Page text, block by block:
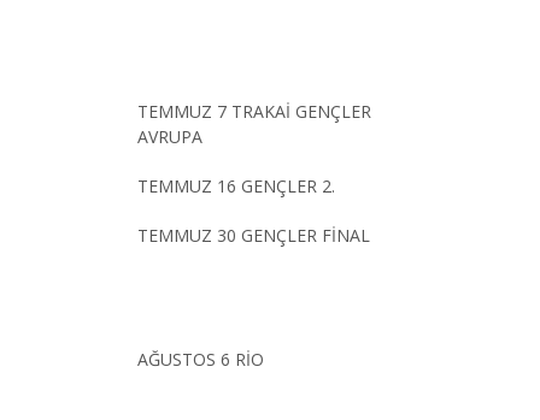
TEMMUZ 7 TRAKAİ GENÇLER
AVRUPA
TEMMUZ 16 GENÇLER 2.
TEMMUZ 30 GENÇLER FİNAL
AĞUSTOS 6 RİO